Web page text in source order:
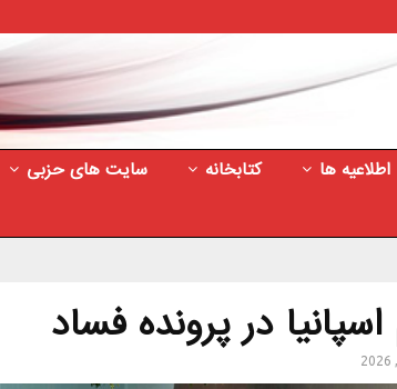
اطلاعیه ها کتابخانه سایت های حزبی
در پرونده فساد